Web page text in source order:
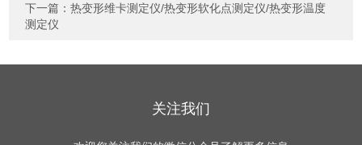
下一篇：热变形维卡测定仪/热变形软化点测定仪/热变形温度
测定仪
关注我们